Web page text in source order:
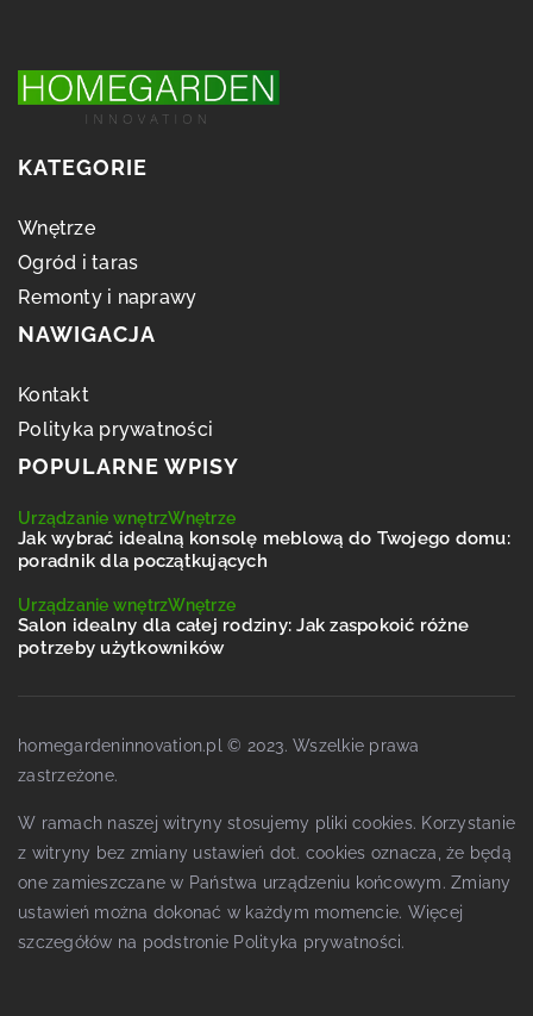
KATEGORIE
Wnętrze
Ogród i taras
Remonty i naprawy
NAWIGACJA
Kontakt
Polityka prywatności
POPULARNE WPISY
Urządzanie wnętrzWnętrze
Jak wybrać idealną konsolę meblową do Twojego domu:
poradnik dla początkujących
Urządzanie wnętrzWnętrze
Salon idealny dla całej rodziny: Jak zaspokoić różne
potrzeby użytkowników
homegardeninnovation.pl © 2023. Wszelkie prawa
zastrzeżone.
W ramach naszej witryny stosujemy pliki cookies. Korzystanie
z witryny bez zmiany ustawień dot. cookies oznacza, że będą
one zamieszczane w Państwa urządzeniu końcowym. Zmiany
ustawień można dokonać w każdym momencie. Więcej
szczegółów na podstronie Polityka prywatności.